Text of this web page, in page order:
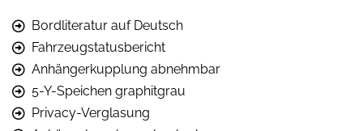
Bordliteratur auf Deutsch
Fahrzeugstatusbericht
Anhängerkupplung abnehmbar
5-Y-Speichen graphitgrau
Privacy-Verglasung